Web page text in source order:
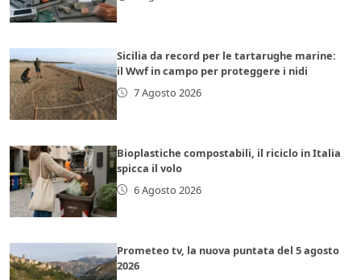
Sicilia da record per le tartarughe marine:
il Wwf in campo per proteggere i nidi
7 Agosto 2026
Bioplastiche compostabili, il riciclo in Italia
spicca il volo
6 Agosto 2026
Prometeo tv, la nuova puntata del 5 agosto
2026